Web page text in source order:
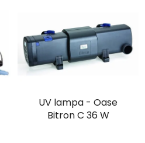
UV lampa - Oase
Bitron C 36 W